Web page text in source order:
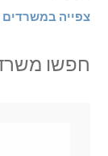
צפייה
חפשו